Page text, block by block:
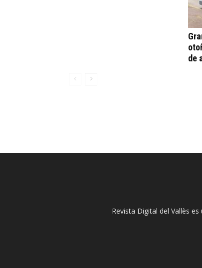
de
Revista Digital del Vallès